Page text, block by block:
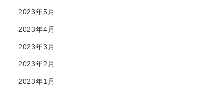
2023年5月
2023年4月
2023年3月
2023年2月
2023年1月